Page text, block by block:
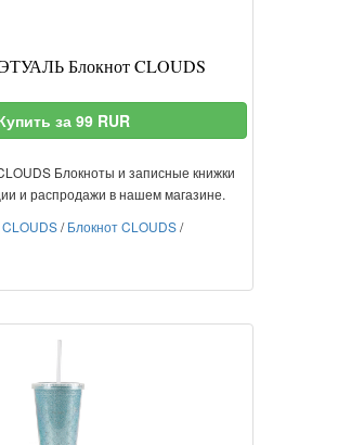
Блокнот CLOUDS
за 99 RUR
Блокноты и записные книжки
и распродажи в нашем магазине.
/Блокнот CLOUDS/